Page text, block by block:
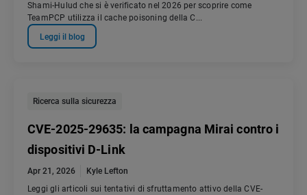
Shami-Hulud che si è verificato nel 2026 per scoprire come
TeamPCP utilizza il cache poisoning della C...
Leggi il blog
Ricerca sulla sicurezza
CVE-2025-29635: la campagna Mirai contro i
dispositivi D-Link
Apr 21, 2026
Kyle Lefton
Leggi gli articoli sui tentativi di sfruttamento attivo della CVE-